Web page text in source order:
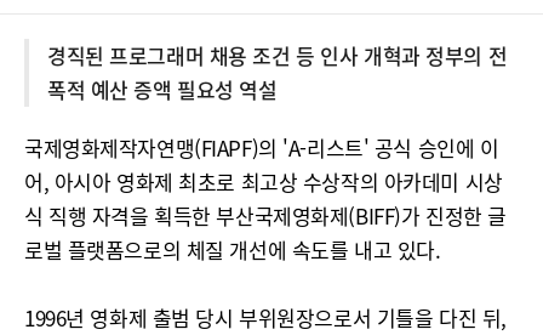
경직된 프로그래머 채용 조건 등 인사 개혁과 정부의 전
폭적 예산 증액 필요성 역설
국제영화제작자연맹(FIAPF)의 'A-리스트' 공식 승인에 이
어, 아시아 영화제 최초로 최고상 수상작의 아카데미 시상
식 직행 자격을 획득한 부산국제영화제(BIFF)가 진정한 글
로벌 플랫폼으로의 체질 개선에 속도를 내고 있다.
1996년 영화제 출범 당시 부위원장으로서 기틀을 다진 뒤,